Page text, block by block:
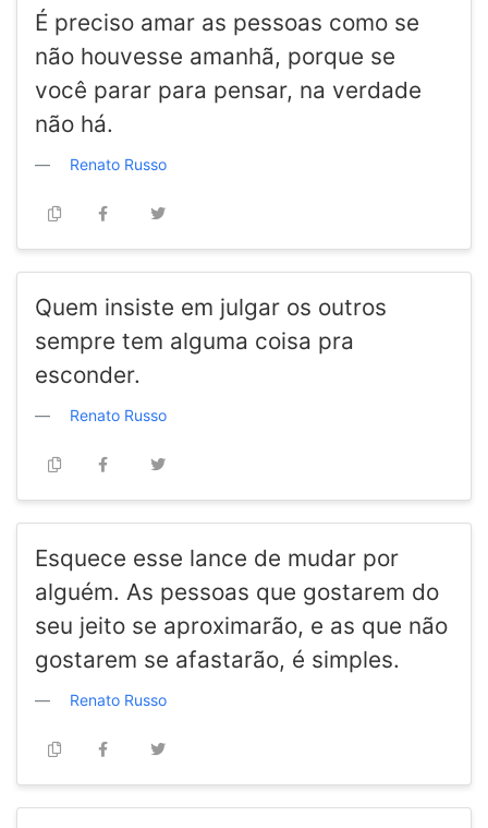
É preciso amar as pessoas como se
não houvesse amanhã, porque se
você parar para pensar, na verdade
não há.
Renato Russo
Quem insiste em julgar os outros
sempre tem alguma coisa pra
esconder.
Renato Russo
Esquece esse lance de mudar por
alguém. As pessoas que gostarem do
seu jeito se aproximarão, e as que não
gostarem se afastarão, é simples.
Renato Russo